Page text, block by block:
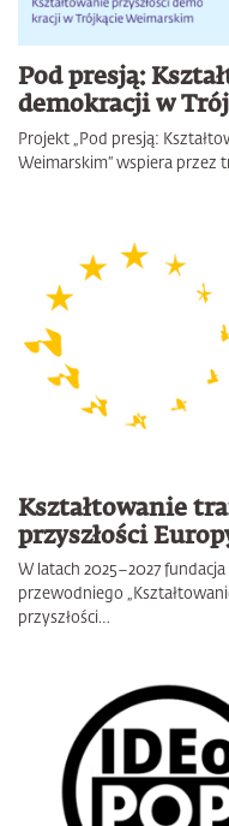
Pod presją:
demokracji w
Projekt „Pod presją:
Weimarskim“ wspiera przez
Kształtowanie
przyszłości
W latach 2025–2027
przewodniego
przyszłości…